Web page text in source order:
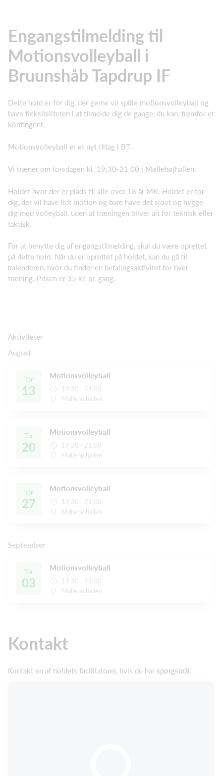
Engangstilmelding til
Motionsvolleyball i
Bruunshåb Tapdrup IF
Dette hold er for dig, der gerne vil spille motionsvolleyball og
have fleksibiliteten i at tilmelde dig de gange, du kan, fremfor et
kontingent.
Motionsvolleyball er et nyt tiltag i BT.
Vi træner om torsdagen kl. 19.30-21.00 i Møllehøjhallen.
Holdet hvor der er plads til alle over 18 år MK. Holdet er for
dig, der vil have lidt motion og bare have det sjovt og hygge
dig med volleyball, uden at træningen bliver alt for teknisk eller
taktisk.
For at benytte dig af engangstilmelding, skal du være oprettet
på dette hold. Når du er oprettet på holdet, kan du gå til
kalenderen, hvor du finder en betalingsaktivitet for hver
træning. Prisen er 35 kr. pr. gang.
Aktiviteter
August
Tor
13
Motionsvolleyball
19:30 - 21:00
Møllehøjhallen
Tor
20
Motionsvolleyball
19:30 - 21:00
Møllehøjhallen
Tor
27
Motionsvolleyball
19:30 - 21:00
Møllehøjhallen
September
Tor
03
Motionsvolleyball
19:30 - 21:00
Møllehøjhallen
Kontakt
Kontakt en af holdets facilitatorer, hvis du har spørgsmål.